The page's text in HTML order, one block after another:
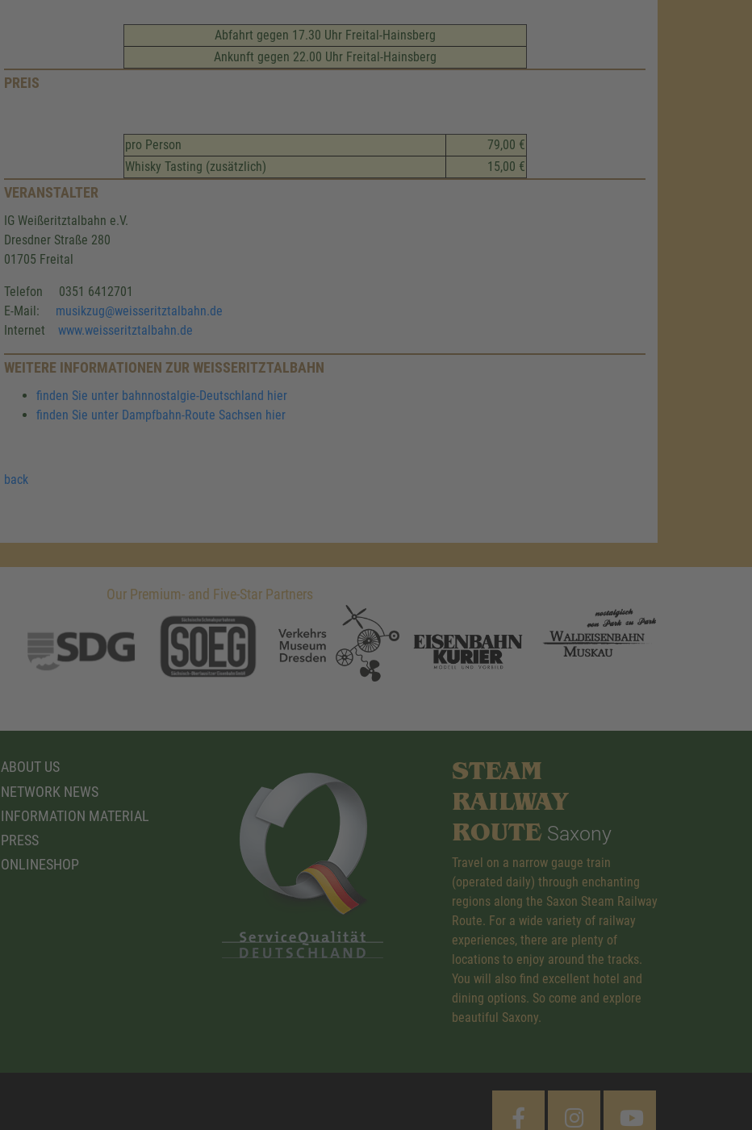
Abfahrt gegen 17.30 Uhr Freital-Hainsberg
Ankunft gegen 22.00 Uhr Freital-Hainsberg
PREIS
pro Person
79,00 €
Whisky Tasting (zusätzlich)
15,00 €
VERANSTALTER
IG Weißeritztalbahn e.V.
Dresdner Straße 280
01705 Freital
Telefon 0351 6412701
E-Mail: musikzug@weisseritztalbahn.de
Internet www.weisseritztalbahn.de
WEITERE INFORMATIONEN ZUR WEISSERITZTALBAHN
finden Sie unter bahnnostalgie-Deutschland hier
finden Sie unter Dampfbahn-Route Sachsen hier
back
Our Premium- and Five-Star Partners
ABOUT US
NETWORK NEWS
INFORMATION MATERIAL
PRESS
ONLINESHOP
STEAM
RAILWAY
ROUTE Saxony
Travel on a narrow gauge train
(operated daily) through enchanting
regions along the Saxon Steam Railway
Route. For a wide variety of railway
experiences, there are plenty of
locations to enjoy around the tracks.
You will also find excellent hotel and
dining options. So come and explore
beautiful Saxony.